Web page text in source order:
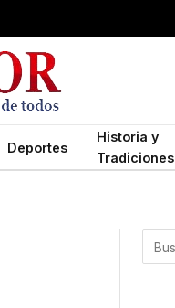
Deportes
Historia y
Tradiciones